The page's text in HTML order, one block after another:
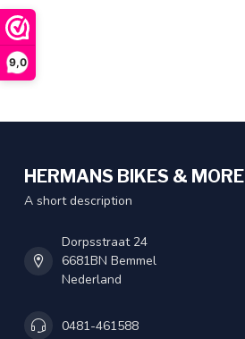
9,0
HERMANS BIKES & MORE
A short description
Dorpsstraat 24
6681BN Bemmel
Nederland
0481-461588